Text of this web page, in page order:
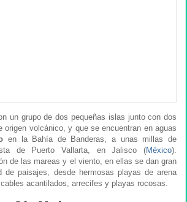
un grupo de dos pequeñas islas junto con dos
origen volcánico, y que se encuentran en aguas
en la Bahía de Banderas, a unas millas de
de Puerto Vallarta, en Jalisco (México).
de las mareas y el viento, en ellas se dan gran
de paisajes, desde hermosas playas de arena
acantilados, arrecifes y playas rocosas.